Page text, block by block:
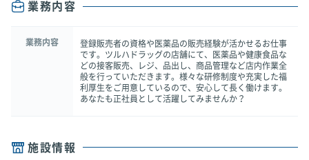
業務内容
業務内容
登録販売者の資格や医薬品の販売経験が活かせるお仕事
です。ツルハドラッグの店舗にて、医薬品や健康食品な
どの接客販売、レジ、品出し、商品管理など店内作業全
般を行っていただきます。様々な研修制度や充実した福
利厚生をご用意しているので、安心して長く働けます。
あなたも正社員として活躍してみませんか？
施設情報